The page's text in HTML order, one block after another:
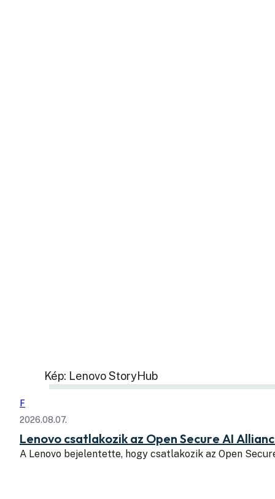
Kép: Lenovo StoryHub
F
2026.08.07.
Lenovo csatlakozik az Open Secure AI
A Lenovo bejelentette, hogy csatlakozik az Open